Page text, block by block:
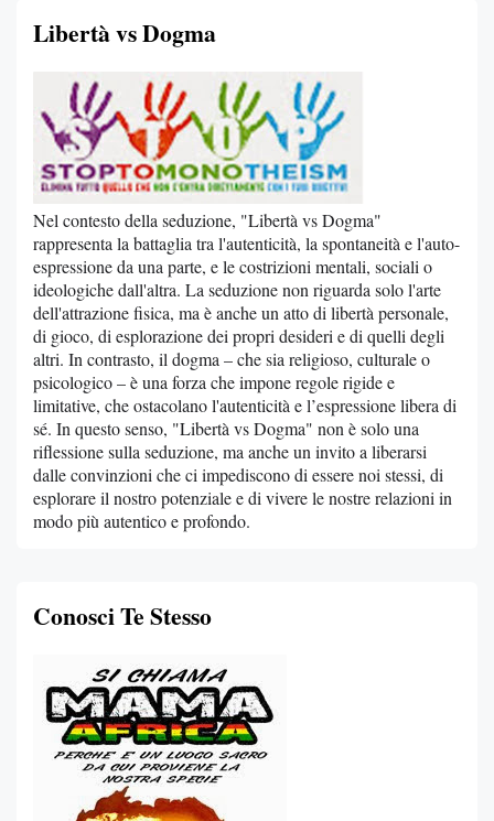
Libertà vs Dogma
Nel contesto della seduzione, "Libertà vs Dogma"
rappresenta la battaglia tra l'autenticità, la spontaneità e l'auto-
espressione da una parte, e le costrizioni mentali, sociali o
ideologiche dall'altra. La seduzione non riguarda solo l'arte
dell'attrazione fisica, ma è anche un atto di libertà personale,
di gioco, di esplorazione dei propri desideri e di quelli degli
altri. In contrasto, il dogma – che sia religioso, culturale o
psicologico – è una forza che impone regole rigide e
limitative, che ostacolano l'autenticità e l’espressione libera di
sé. In questo senso, "Libertà vs Dogma" non è solo una
riflessione sulla seduzione, ma anche un invito a liberarsi
dalle convinzioni che ci impediscono di essere noi stessi, di
esplorare il nostro potenziale e di vivere le nostre relazioni in
modo più autentico e profondo.
Conosci Te Stesso